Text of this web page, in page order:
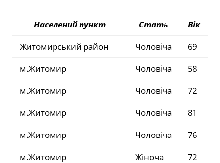
Населений пункт Стать
Вік
Житомирський район
Чоловіча
69
м.Житомир
Чоловіча
58
м.Житомир
Чоловіча
72
м.Житомир
Чоловіча
81
м.Житомир
Чоловіча
76
м.Житомир
Жіноча
72